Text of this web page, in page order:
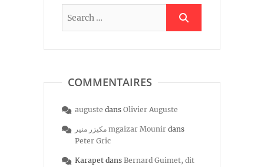
COMMENTAIRES
auguste dans Olivier Auguste
مكيزر منير mgaizar Mounir dans
Peter Gric
Karapet dans Bernard Guimet, dit